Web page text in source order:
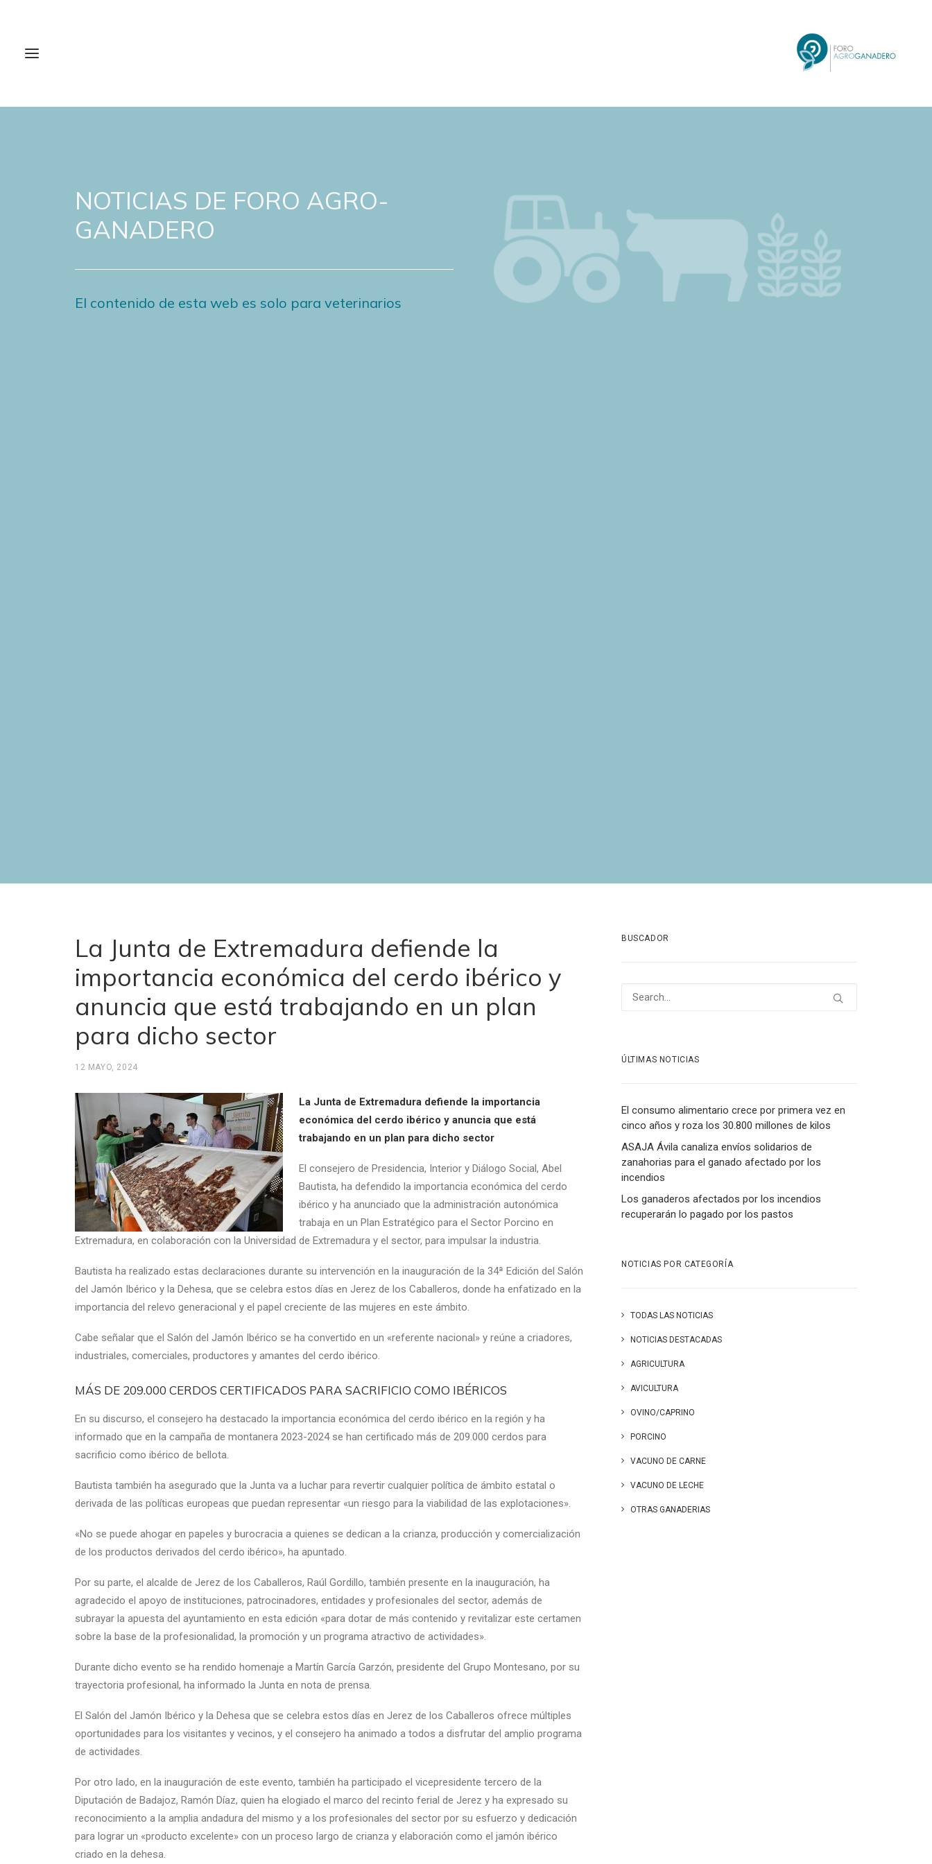
NOTICIAS DE FORO AGRO-
GANADERO
El contenido de esta web es solo para veterinarios
La Junta de Extremadura defiende la
importancia económica del cerdo ibérico y
anuncia que está trabajando en un plan
para dicho sector
12 MAYO, 2024
La Junta de Extremadura defiende la importancia
económica del cerdo ibérico y anuncia que está
trabajando en un plan para dicho sector
El consejero de Presidencia, Interior y Diálogo Social, Abel
Bautista, ha defendido la importancia económica del cerdo
ibérico y ha anunciado que la administración autonómica
trabaja en un Plan Estratégico para el Sector Porcino en
Extremadura, en colaboración con la Universidad de Extremadura y el sector, para impulsar la industria.
Bautista ha realizado estas declaraciones durante su intervención en la inauguración de la 34ª Edición del Salón
del Jamón Ibérico y la Dehesa, que se celebra estos días en Jerez de los Caballeros, donde ha enfatizado en la
importancia del relevo generacional y el papel creciente de las mujeres en este ámbito.
Cabe señalar que el Salón del Jamón Ibérico se ha convertido en un «referente nacional» y reúne a criadores,
industriales, comerciales, productores y amantes del cerdo ibérico.
MÁS DE 209.000 CERDOS CERTIFICADOS PARA SACRIFICIO COMO IBÉRICOS
En su discurso, el consejero ha destacado la importancia económica del cerdo ibérico en la región y ha
informado que en la campaña de montanera 2023-2024 se han certificado más de 209.000 cerdos para
sacrificio como ibérico de bellota.
Bautista también ha asegurado que la Junta va a luchar para revertir cualquier política de ámbito estatal o
derivada de las políticas europeas que puedan representar «un riesgo para la viabilidad de las explotaciones».
«No se puede ahogar en papeles y burocracia a quienes se dedican a la crianza, producción y comercialización
de los productos derivados del cerdo ibérico», ha apuntado.
Por su parte, el alcalde de Jerez de los Caballeros, Raúl Gordillo, también presente en la inauguración, ha
agradecido el apoyo de instituciones, patrocinadores, entidades y profesionales del sector, además de
subrayar la apuesta del ayuntamiento en esta edición «para dotar de más contenido y revitalizar este certamen
sobre la base de la profesionalidad, la promoción y un programa atractivo de actividades».
Durante dicho evento se ha rendido homenaje a Martín García Garzón, presidente del Grupo Montesano, por su
trayectoria profesional, ha informado la Junta en nota de prensa.
El Salón del Jamón Ibérico y la Dehesa que se celebra estos días en Jerez de los Caballeros ofrece múltiples
oportunidades para los visitantes y vecinos, y el consejero ha animado a todos a disfrutar del amplio programa
de actividades.
Por otro lado, en la inauguración de este evento, también ha participado el vicepresidente tercero de la
Diputación de Badajoz, Ramón Díaz, quien ha elogiado el marco del recinto ferial de Jerez y ha expresado su
reconocimiento a la amplia andadura del mismo y a los profesionales del sector por su esfuerzo y dedicación
para lograr un «producto excelente» con un proceso largo de crianza y elaboración como el jamón ibérico
criado en la dehesa.
BUSCADOR
ÚLTIMAS NOTICIAS
El consumo alimentario crece por primera vez en
cinco años y roza los 30.800 millones de kilos
ASAJA Ávila canaliza envíos solidarios de
zanahorias para el ganado afectado por los
incendios
Los ganaderos afectados por los incendios
recuperarán lo pagado por los pastos
NOTICIAS POR CATEGORÍA
TODAS LAS NOTICIAS
NOTICIAS DESTACADAS
AGRICULTURA
AVICULTURA
OVINO/CAPRINO
PORCINO
VACUNO DE CARNE
VACUNO DE LECHE
OTRAS GANADERIAS